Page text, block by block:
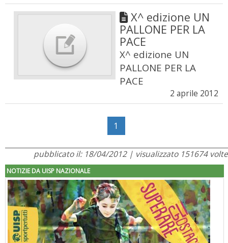
X^ edizione UN
PALLONE PER LA
PACE
X^ edizione UN
PALLONE PER LA
PACE
2 aprile 2012
1
pubblicato il: 18/04/2012 | visualizzato 151674 volte
NOTIZIE DA UISP NAZIONALE